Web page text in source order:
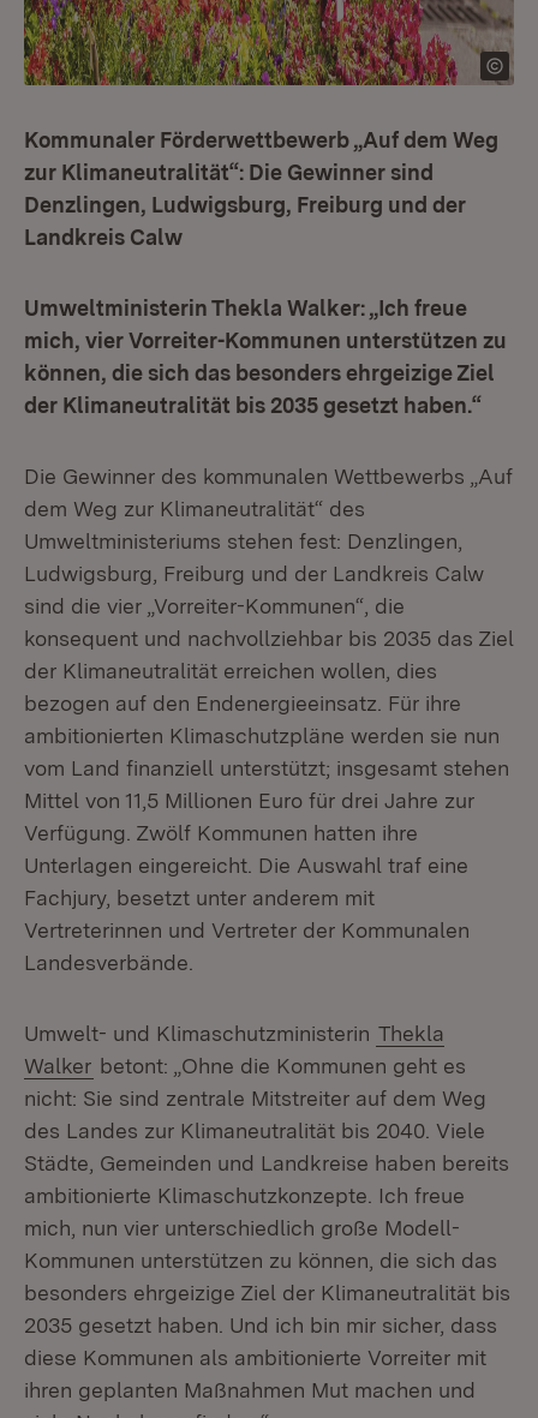
Kommunaler Förderwettbewerb „Auf dem Weg
zur Klimaneutralität“: Die Gewinner sind
Denzlingen, Ludwigsburg, Freiburg und der
Landkreis Calw
Umweltministerin Thekla Walker: „Ich freue
mich, vier Vorreiter-Kommunen unterstützen zu
können, die sich das besonders ehrgeizige Ziel
der Klimaneutralität bis 2035 gesetzt haben.“
Die Gewinner des kommunalen Wettbewerbs „Auf
dem Weg zur Klimaneutralität“ des
Umweltministeriums stehen fest: Denzlingen,
Ludwigsburg, Freiburg und der Landkreis Calw
sind die vier „Vorreiter-Kommunen“, die
konsequent und nachvollziehbar bis 2035 das Ziel
der Klimaneutralität erreichen wollen, dies
bezogen auf den Endenergieeinsatz. Für ihre
ambitionierten Klimaschutzpläne werden sie nun
vom Land finanziell unterstützt; insgesamt stehen
Mittel von 11,5 Millionen Euro für drei Jahre zur
Verfügung. Zwölf Kommunen hatten ihre
Unterlagen eingereicht. Die Auswahl traf eine
Fachjury, besetzt unter anderem mit
Vertreterinnen und Vertreter der Kommunalen
Landesverbände.
Umwelt- und Klimaschutzministerin Thekla
Walker betont: „Ohne die Kommunen geht es
nicht: Sie sind zentrale Mitstreiter auf dem Weg
des Landes zur Klimaneutralität bis 2040. Viele
Städte, Gemeinden und Landkreise haben bereits
ambitionierte Klimaschutzkonzepte. Ich freue
mich, nun vier unterschiedlich große Modell-
Kommunen unterstützen zu können, die sich das
besonders ehrgeizige Ziel der Klimaneutralität bis
2035 gesetzt haben. Und ich bin mir sicher, dass
diese Kommunen als ambitionierte Vorreiter mit
ihren geplanten Maßnahmen Mut machen und